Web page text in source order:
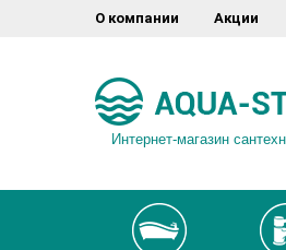
О компании Акции
Интернет-магазин